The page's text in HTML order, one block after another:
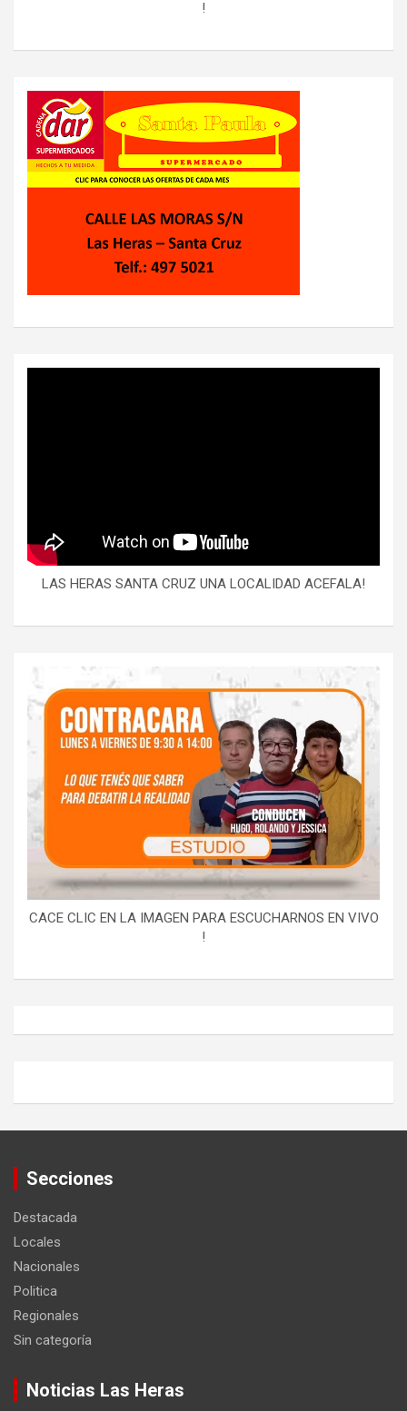
!
LAS HERAS SANTA CRUZ UNA LOCALIDAD ACEFALA!
CACE CLIC EN LA IMAGEN PARA ESCUCHARNOS EN VIVO
!
Secciones
Destacada
Locales
Nacionales
Politica
Regionales
Sin categoría
Noticias Las Heras